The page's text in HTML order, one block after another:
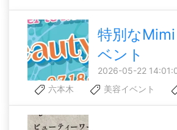
特別な
ベント
2026-05-22
六本木
美容イベント